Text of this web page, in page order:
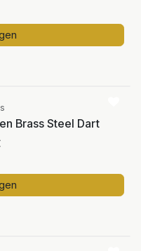
Brass Steel Dart